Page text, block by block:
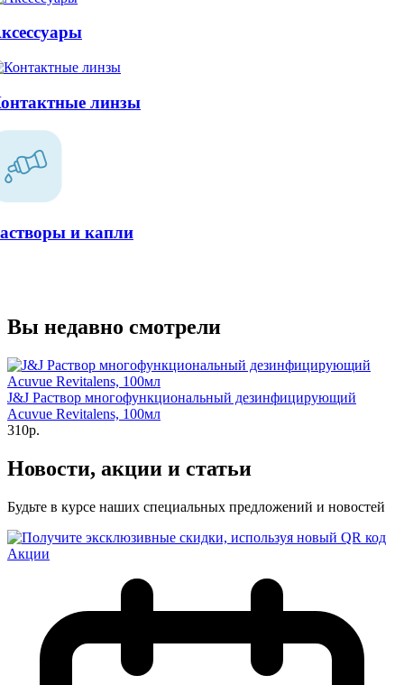
линзы
и капли
Вы недавно смотрели
J&J Раствор многофункциональный дезинфицирующий
Acuvue Revitalens, 100мл
310р.
Новости, акции и статьи
Будьте в курсе наших специальных предложений и новостей
Акции